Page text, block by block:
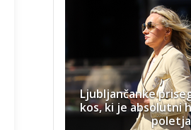
Ljubljančanke
kos, ki je absolutni
poletja